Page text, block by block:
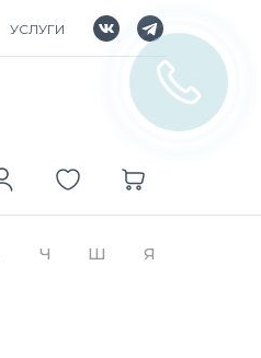
УСЛУГИ
Ч Ш Я